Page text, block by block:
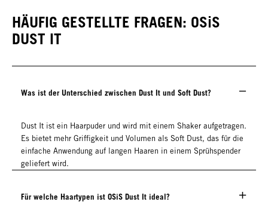
HÄUFIG GESTELLTE FRAGEN: OSiS
DUST IT
Was ist der Unterschied zwischen Dust It und Soft Dust?
Dust It ist ein Haarpuder und wird mit einem Shaker aufgetragen.
Es bietet mehr Griffigkeit und Volumen als Soft Dust, das für die
einfache Anwendung auf langen Haaren in einem Sprühspender
geliefert wird.
Für welche Haartypen ist OSiS Dust It ideal?